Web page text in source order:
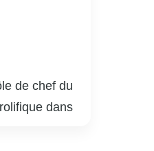
de chef du
dans